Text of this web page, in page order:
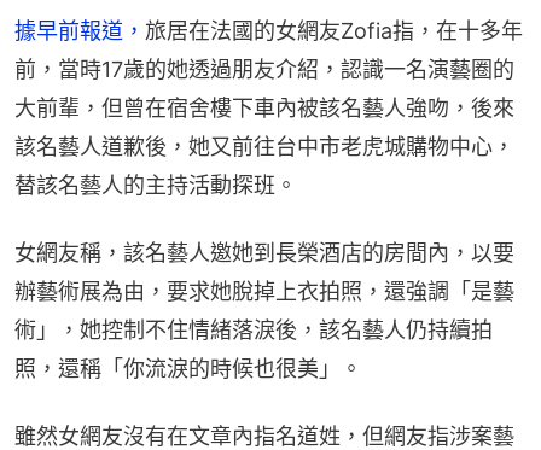
據早前報道， 旅居在法國的女網友Zofia指，在十多年
前，當時17歲的她透過朋友介紹，認識一名演藝圈的
大前輩，但曾在宿舍樓下車內被該名藝人強吻，後來
該名藝人道歉後，她又前往台中市老虎城購物中心，
替該名藝人的主持活動探班。
女網友稱，該名藝人邀她到長榮酒店的房間內，以要
辦藝術展為由，要求她脫掉上衣拍照，還強調「是藝
術」，她控制不住情緒落淚後，該名藝人仍持續拍
照，還稱「你流淚的時候也很美」。
雖然女網友沒有在文章內指名道姓，但網友指涉案藝